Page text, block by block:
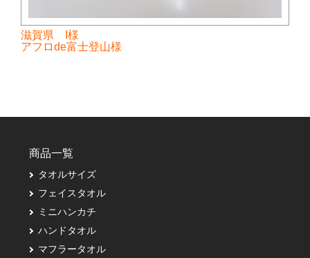
滋賀県 I様
アフロde富士登山様
商品一覧
タオルサイズ
フェイスタオル
ミニハンカチ
ハンドタオル
マフラータオル